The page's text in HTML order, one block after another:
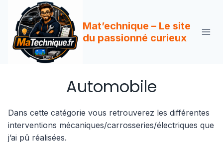
contenu
Mat’echnique – Le site
du passionné curieux
Automobile
Dans cette catégorie vous retrouverez les différentes
interventions mécaniques/carrosseries/électriques que
j’ai pû réalisées.